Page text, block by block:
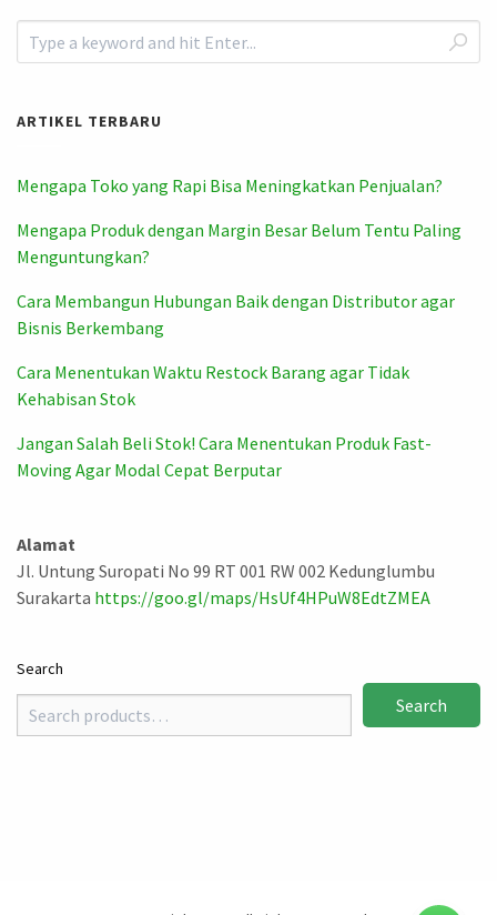
ARTIKEL TERBARU
Mengapa Toko yang Rapi Bisa Meningkatkan Penjualan?
Mengapa Produk dengan Margin Besar Belum Tentu Paling
Menguntungkan?
Cara Membangun Hubungan Baik dengan Distributor agar
Bisnis Berkembang
Cara Menentukan Waktu Restock Barang agar Tidak
Kehabisan Stok
Jangan Salah Beli Stok! Cara Menentukan Produk Fast-
Moving Agar Modal Cepat Berputar
Alamat
Jl. Untung Suropati No 99 RT 001 RW 002 Kedunglumbu
Surakarta https://goo.gl/maps/HsUf4HPuW8EdtZMEA
Search
Search